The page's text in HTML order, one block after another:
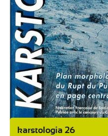
karstologia 26